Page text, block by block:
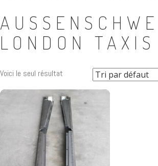
LONDON TAXIS
Voici le seul résultat